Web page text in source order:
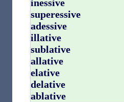
inessive
superessive
adessive
illative
sublative
allative
elative
delative
ablative